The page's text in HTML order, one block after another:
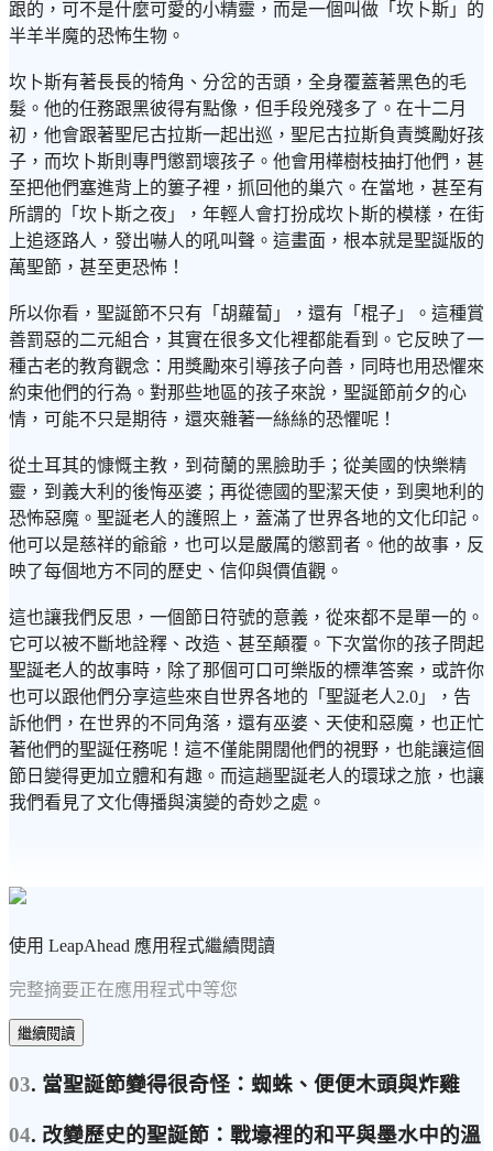
跟的，可不是什麼可愛的小精靈，而是一個叫做「坎卜斯」的
半羊半魔的恐怖生物。
坎卜斯有著長長的犄角、分岔的舌頭，全身覆蓋著黑色的毛
髮。他的任務跟黑彼得有點像，但手段兇殘多了。在十二月
初，他會跟著聖尼古拉斯一起出巡，聖尼古拉斯負責獎勵好孩
子，而坎卜斯則專門懲罰壞孩子。他會用樺樹枝抽打他們，甚
至把他們塞進背上的簍子裡，抓回他的巢穴。在當地，甚至有
所謂的「坎卜斯之夜」，年輕人會打扮成坎卜斯的模樣，在街
上追逐路人，發出嚇人的吼叫聲。這畫面，根本就是聖誕版的
萬聖節，甚至更恐怖！
所以你看，聖誕節不只有「胡蘿蔔」，還有「棍子」。這種賞
善罰惡的二元組合，其實在很多文化裡都能看到。它反映了一
種古老的教育觀念：用獎勵來引導孩子向善，同時也用恐懼來
約束他們的行為。對那些地區的孩子來說，聖誕節前夕的心
情，可能不只是期待，還夾雜著一絲絲的恐懼呢！
從土耳其的慷慨主教，到荷蘭的黑臉助手；從美國的快樂精
靈，到義大利的後悔巫婆；再從德國的聖潔天使，到奧地利的
恐怖惡魔。聖誕老人的護照上，蓋滿了世界各地的文化印記。
他可以是慈祥的爺爺，也可以是嚴厲的懲罰者。他的故事，反
映了每個地方不同的歷史、信仰與價值觀。
這也讓我們反思，一個節日符號的意義，從來都不是單一的。
它可以被不斷地詮釋、改造、甚至顛覆。下次當你的孩子問起
聖誕老人的故事時，除了那個可口可樂版的標準答案，或許你
也可以跟他們分享這些來自世界各地的「聖誕老人2.0」，告
訴他們，在世界的不同角落，還有巫婆、天使和惡魔，也正忙
著他們的聖誕任務呢！這不僅能開闊他們的視野，也能讓這個
節日變得更加立體和有趣。而這趟聖誕老人的環球之旅，也讓
我們看見了文化傳播與演變的奇妙之處。
使用 LeapAhead 應用程式繼續閱讀
完整摘要正在應用程式中等您
繼續閱讀
03. 當聖誕節變得很奇怪：蜘蛛、便便木頭與炸雞
04. 改變歷史的聖誕節：戰壕裡的和平與墨水中的溫